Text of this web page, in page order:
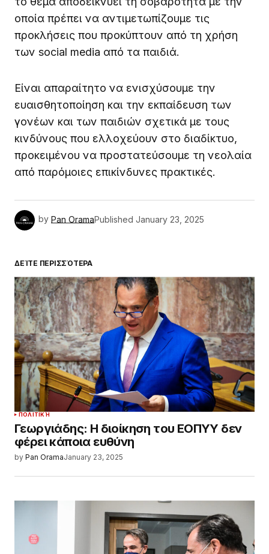
οποία πρέπει να αντιμετωπίζουμε τις
προκλήσεις που προκύπτουν από τη χρήση
των social media από τα παιδιά.
Είναι απαραίτητο να ενισχύσουμε την
ευαισθητοποίηση και την εκπαίδευση των
γονέων και των παιδιών σχετικά με τους
κινδύνους που ελλοχεύουν στο διαδίκτυο,
προκειμένου να προστατεύσουμε τη νεολαία
από παρόμοιες επικίνδυνες πρακτικές.
by Pan OramaPublished January 23, 2025
ΔΕΊΤΕ ΠΕΡΙΣΣΌΤΕΡΑ
ΠΟΛΙΤΙΚΉ
Γεωργιάδης: Η διοίκηση του ΕΟΠΥΥ δεν
φέρει κάποια ευθύνη
by Pan OramaJanuary 23, 2025